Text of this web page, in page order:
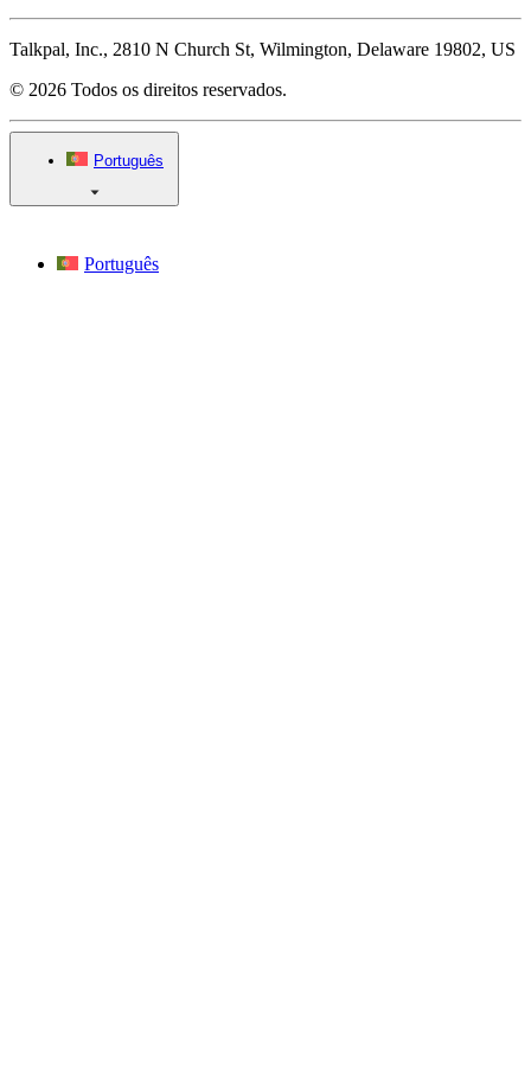
Talkpal, Inc., 2810 N Church St, Wilmington, Delaware 19802, US
© 2026 Todos os direitos reservados.
Português
Português